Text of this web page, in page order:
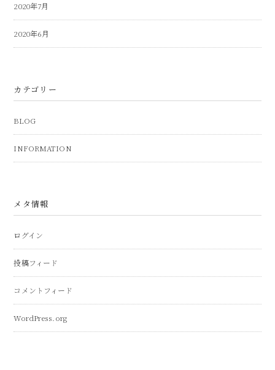
2020年7月
2020年6月
カテゴリー
BLOG
INFORMATION
メタ情報
ログイン
投稿フィード
コメントフィード
WordPress.org